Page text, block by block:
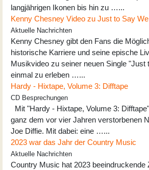
langjährigen Ikonen bis hin zu …...
Kenny Chesney Video zu Just to Say
Aktuelle Nachrichten
Kenny Chesney gibt den Fans die
historische Karriere und seine epische
Musikvideo zu seiner neuen Single "Just
einmal zu erleben …...
Hardy - Hixtape, Volume 3: Difftape
CD Besprechungen
Mit "Hardy - Hixtape, Volume 3:
ganz dem vor vier Jahren verstorbenen
Joe Diffie. Mit dabei: eine …...
2023 war das Jahr der Country Music
Aktuelle Nachrichten
Country Music hat 2023 beeindruckende